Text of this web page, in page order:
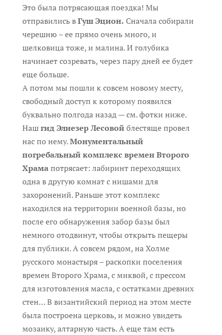
Это была потрясающая поездка! Мы
отправились вГуш Эцион. Сначала собирали
черешню – ее прямо очень много, и
шелковица тоже, и малина. И голубика
начинает созревать, через пару дней ее будет
еще больше.
А потом мы пошли к совсем новому месту,
свободный доступ к которому появился
буквально полгода назад — см. фотки ниже.
НашгидЭлиезер Лесовойблестяще провел
нас по нему.Монументальный
погребальный комплекс времен Второго
Храмапотрясает: лабиринт переходящих
одна в другую комнат с нишами для
захоронений. Раньше этот комплекс
находился на территории военной базы, но
после его обнаружения забор базы был
немного отодвинут, чтобы открыть пещеры
для публики. А совсем рядом, на Холме
русского монастыря – раскопки поселения
времен Второго Храма, с миквой, с прессом
для изготовления масла, с остатками древних
стен… В византийский период на этом месте
была построена церковь, и можно увидеть
мозаику, алтарную часть. А еще там есть